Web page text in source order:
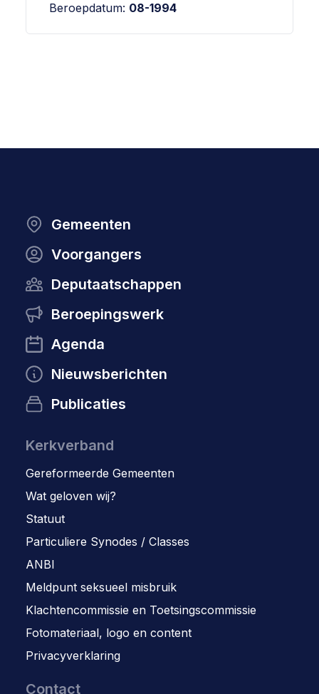
Beroepdatum: 08-1994
Gemeenten
Voorgangers
Deputaatschappen
Beroepingswerk
Agenda
Nieuwsberichten
Publicaties
Kerkverband
Gereformeerde Gemeenten
Wat geloven wij?
Statuut
Particuliere Synodes / Classes
ANBI
Meldpunt seksueel misbruik
Klachtencommissie en Toetsingscommissie
Fotomateriaal, logo en content
Privacyverklaring
Contact